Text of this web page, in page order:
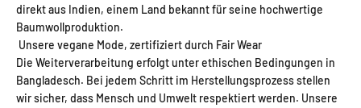
direkt aus Indien, einem Land bekannt für seine hochwertige
Baumwollproduktion.
Unsere vegane Mode, zertifiziert durch Fair Wear
Die Weiterverarbeitung erfolgt unter ethischen Bedingungen in
Bangladesch. Bei jedem Schritt im Herstellungsprozess stellen
wir sicher, dass Mensch und Umwelt respektiert werden. Unsere